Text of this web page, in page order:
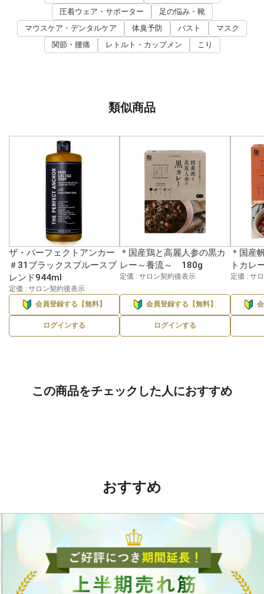
圧着ウェア・サポーター
足の悩み・靴
マウスケア・デンタルケア
体臭予防 バスト
マスク
関節・腰痛
レトルト・カップメン こり
類似商品
ザ・パーフェクトアンカー
＃31ブラックスプルースブ
レンド944ml
定価 : サロン契約後表示
会員登録する【無料】
ログインする
＊国産鶏と高麗人参の黒カ
レー～養流～ 180g
定価 : サロン契約後表示
会員登録する【無料】
ログインする
＊国産
トカレ
定価 : サ
この商品をチェックした人におすすめ
おすすめ